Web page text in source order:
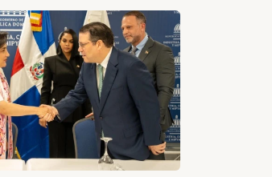
Listar destinos
turísticos de la
Amazonia Ecuatoriana
¿En que consiste la
tasa minera que rige en
Ecuador?